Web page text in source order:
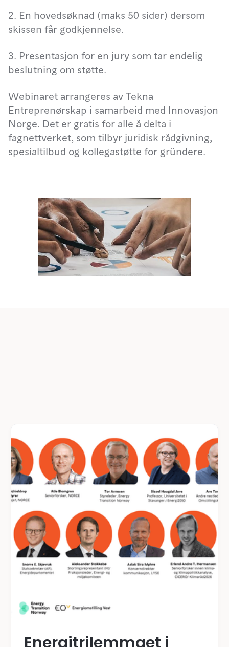
2. En hovedsøknad (maks 50 sider) dersom
skissen får godkjennelse.
3. Presentasjon for en jury som tar endelig
beslutning om støtte.
Webinaret arrangeres av Tekna
Entreprenørskap i samarbeid med Innovasjon
Norge. Det er gratis for alle å delta i
fagnettverket, som tilbyr juridisk rådgivning,
spesialtilbud og kollegastøtte for gründere.